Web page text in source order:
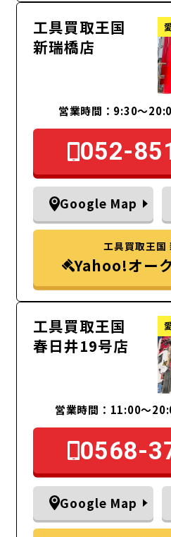
工具買取王国
新瑞橋店
営業時間：9:30～
052-
Google Map
工具買取王国
Yahoo!オー
工具買取王国
春日井19号店
営業時間：11:00～
0568-
Google Map